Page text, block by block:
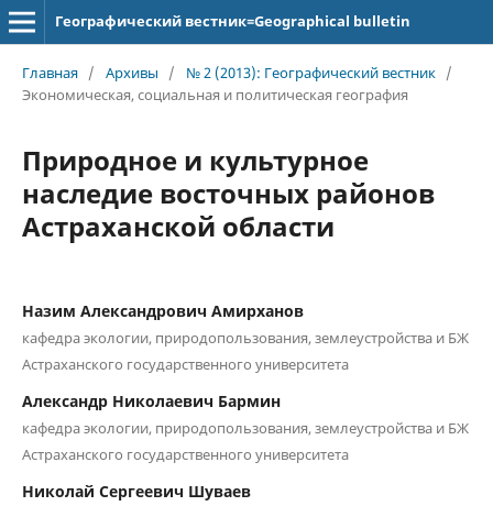
Географический вестник=Geographical bulletin
Главная / Архивы / № 2 (2013): Географический вестник /
Экономическая, социальная и политическая география
Природное и культурное
наследие восточных районов
Астраханской области
Назим Александрович Амирханов
кафедра экологии, природопользования, землеустройства и БЖ
Астраханского государственного университета
Александр Николаевич Бармин
кафедра экологии, природопользования, землеустройства и БЖ
Астраханского государственного университета
Николай Сергеевич Шуваев